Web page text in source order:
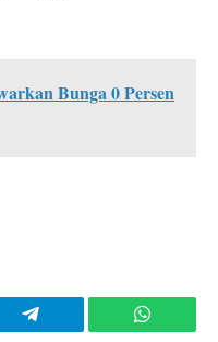
Bunga 0 Persen
Telegram